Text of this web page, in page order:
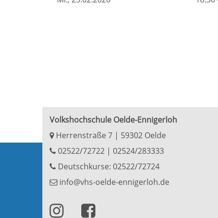
Volkshochschule Oelde-Ennigerloh
Herrenstraße 7 | 59302 Oelde
02522/72722 | 02524/283333
Deutschkurse: 02522/72724
info@vhs-oelde-ennigerloh.de